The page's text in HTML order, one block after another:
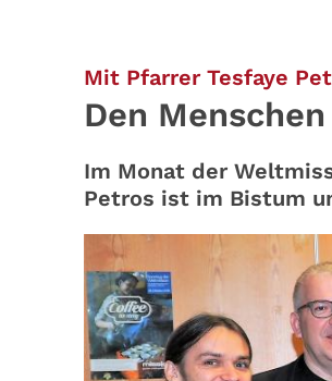
Mit Pfarrer Tesfaye
Den
Im Monat der
Petros ist im Bistum